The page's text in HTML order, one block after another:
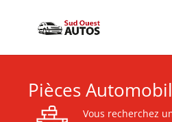
Pièces
Vous recherchez